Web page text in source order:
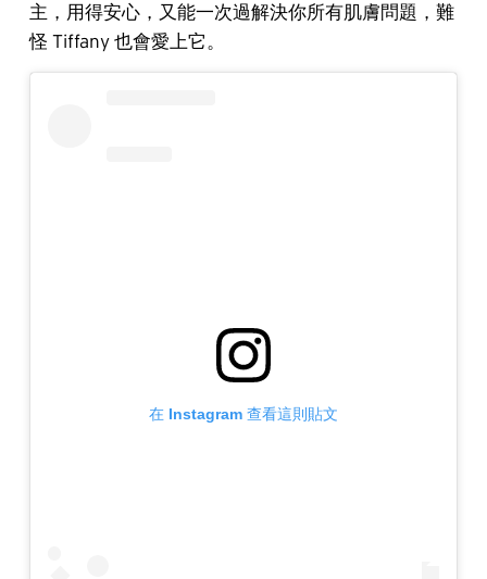
主，用得安心，又能一次過解決你所有肌膚問題，難
怪 Tiffany 也會愛上它。
在 Instagram 查看這則貼文